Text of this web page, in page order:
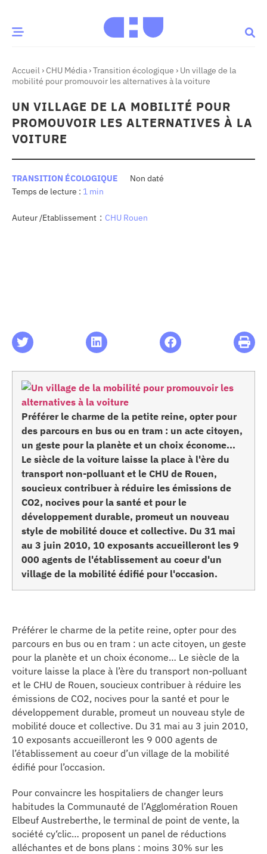
MOMENT
Innovation
& patrimoine Patient
nous
ce qu’un CHU ?
& patrimoine
écologique
CONNECTÉ
l’éditeur
Accueil › CHU Média ›Transition écologique › Un village de la
mobilité pour promouvoir les alternatives à la voiture
UN VILLAGE DE LA MOBILITÉ POUR
PROMOUVOIR LES ALTERNATIVES À LA
VOITURE
TRANSITION ÉCOLOGIQUE
Non daté
1 min
Auteur /Etablissement : CHU Rouen
Préférer le charme de la petite reine, opter pour
des parcours en bus ou en tram : un acte citoyen,
un geste pour la planète et un choix économe...
Le siècle de la voiture laisse la place à l'ère du
transport non-polluant et le CHU de Rouen,
soucieux contribuer à réduire les émissions de
CO2, nocives pour la santé et pour le
développement durable, promeut un nouveau
style de mobilité douce et collective. Du 31 mai
au 3 juin 2010, 10 exposants accueilleront les 9
000 agents de l'établissement au coeur d'un
village de la mobilité édifié pour l'occasion.
Préférer le charme de la petite reine, opter pour des
parcours en bus ou en tram : un acte citoyen, un geste
pour la planète et un choix économe… Le siècle de la
voiture laisse la place à l’ère du transport non-polluant
et le CHU de Rouen, soucieux contribuer à réduire les
émissions de CO2, nocives pour la santé et pour le
développement durable, promeut un nouveau style de
mobilité douce et collective. Du 31 mai au 3 juin 2010,
10 exposants accueilleront les 9 000 agents de
l’établissement au coeur d’un village de la mobilité
édifié pour l’occasion.
Pour convaincre les hospitaliers de changer leurs
habitudes la Communauté de l’Agglomération Rouen
Elbeuf Austreberthe, le terminal de point de vente, la
société cy‘clic… proposent un panel de réductions
alléchantes et de bons plans : moins 30% sur les